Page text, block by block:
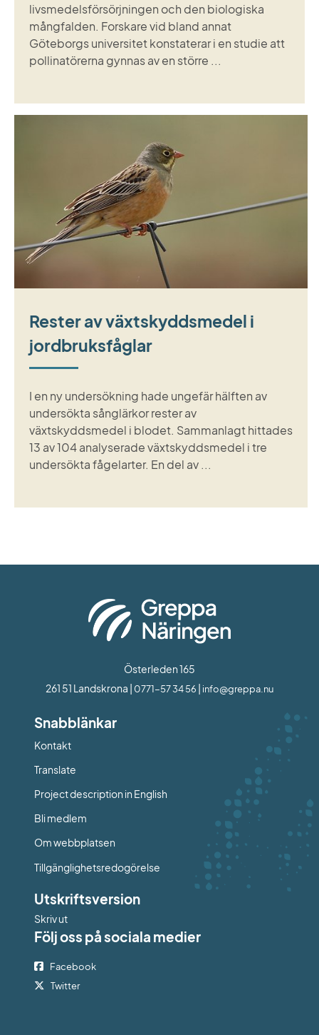
livsmedelsförsörjningen och den biologiska
mångfalden. Forskare vid bland annat
Göteborgs universitet konstaterar i en studie att
pollinatörerna gynnas av en större ...
Rester av växtskyddsmedel i
jordbruksfåglar
I en ny undersökning hade ungefär hälften av
undersökta sånglärkor rester av
växtskyddsmedel i blodet. Sammanlagt hittades
13 av 104 analyserade växtskyddsmedel i tre
undersökta fågelarter. En del av ...
Österleden 165
261 51 Landskrona | 0771-57 34 56 | info@greppa.nu
Snabblänkar
Kontakt
Translate
Project description in English
Bli medlem
Om webbplatsen
Tillgänglighetsredogörelse
Utskriftsversion
Skriv ut
Följ oss på sociala medier
Facebook
Twitter